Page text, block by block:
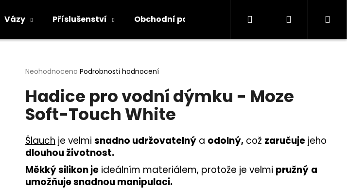
Vázy Příslušenství Obchodní podmínky Kontakty Informace
Hledat Přihlášení
Průměrné
produktu
je
0,0
z
hvězdiček.
Neohodnoceno Podrobnosti hodnocení
Hadice pro vodní dýmku - Moze
Soft-Touch White
Šlauch je velmi snadno udržovatelný a odolný, což zaručuje jeho
dlouhou životnost.
Měkký silikon je ideálním materiálem, protože je velmi pružný a
umožňuje snadnou manipulaci.
najít?
HLEDAT